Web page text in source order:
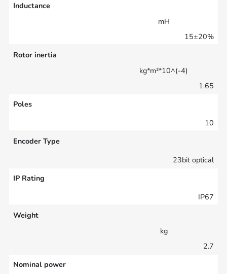
Inductance
mH
15±20%
Rotor inertia
kg*m²*10^(-4)
1.65
Poles
10
Encoder Type
23bit optical
IP Rating
IP67
Weight
kg
2.7
Nominal power